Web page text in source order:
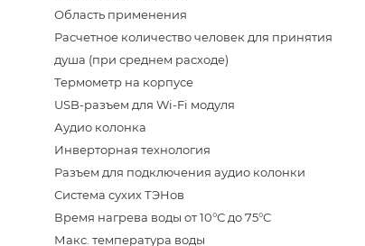
Область применения
Расчетное количество человек для принятия
душа (при среднем расходе)
Термометр на корпусе
USB-разъем для Wi-Fi модуля
Аудио колонка
Инверторная технология
Разъем для подключения аудио колонки
Система сухих ТЭНов
Время нагрева воды от 10°С до 75°С
Макс. температура воды